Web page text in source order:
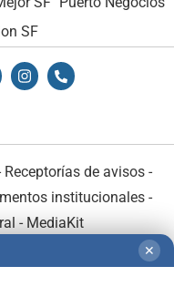
SF
Receptorías de avisos -
institucionales-
- MediaKit
✕